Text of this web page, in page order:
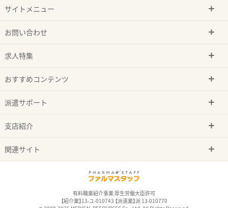
サイトメニュー
お問い合わせ
求人特集
おすすめコンテンツ
派遣サポート
支店紹介
関連サイト
有料職業紹介事業 厚生労働大臣許可
【紹介業】13-ユ-010743 【派遣業】派 13-010770